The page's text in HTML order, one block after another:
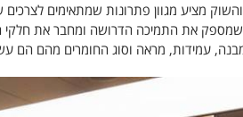
מציע מגוון פתרונות שמתאימים
את התמיכה הדרושה ומחבר את חלקי
עמידות, מראה וסוג החומרים מהם הם